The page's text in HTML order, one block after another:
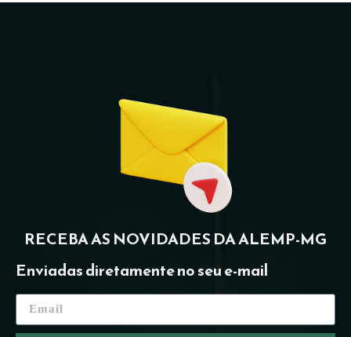
RECEBA AS NOVIDADES DA ALEMP-MG
Enviadas diretamente no seu e-mail